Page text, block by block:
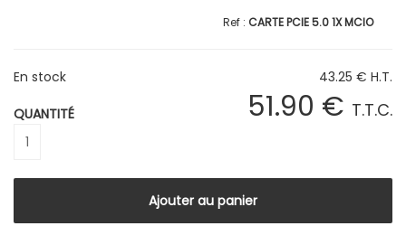
CARTE PCIE 5.0 1X MCIO
43.25 € H.T.
51.90 € T.T.C.
En stock
QUANTITÉ